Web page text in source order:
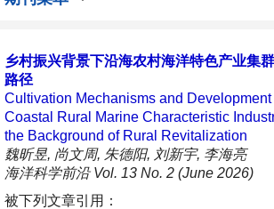
乡村振兴背景下沿海农村海洋特色产业集
路径
Cultivation Mechanisms and
Coastal Rural Marine Characteristic
the Background of Rural Revitalization
魏昕昱, 尚文周, 朱德阳, 刘新宇, 李海亮
海洋科学前沿 Vol. 13 No. 2 (June 2026)
被下列文章引用：